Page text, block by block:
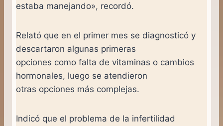
estaba manejando», recordó.
Relató que en el primer mes se diagnosticó y
descartaron algunas primeras
opciones como falta de vitaminas o cambios
hormonales, luego se atendieron
otras opciones más complejas.
Indicó que el problema de la infertilidad